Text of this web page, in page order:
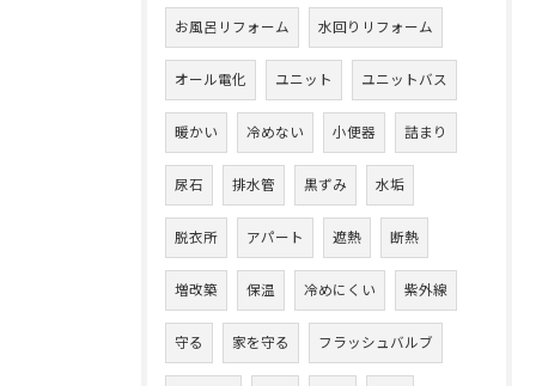
お風呂リフォーム 水回りリフォーム
オール電化 ユニット ユニットバス
暖かい 冷めない 小便器 詰まり
尿石 排水管 黒ずみ 水垢
脱衣所 アパート 遮熱 断熱
増改築 保温 冷めにくい 紫外線
守る 家を守る フラッシュバルブ